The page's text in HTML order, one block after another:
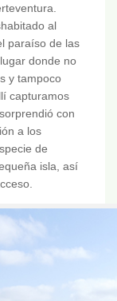
al
paraíso de las
donde no
y tampoco
capturamos
con
a los
de
isla, así